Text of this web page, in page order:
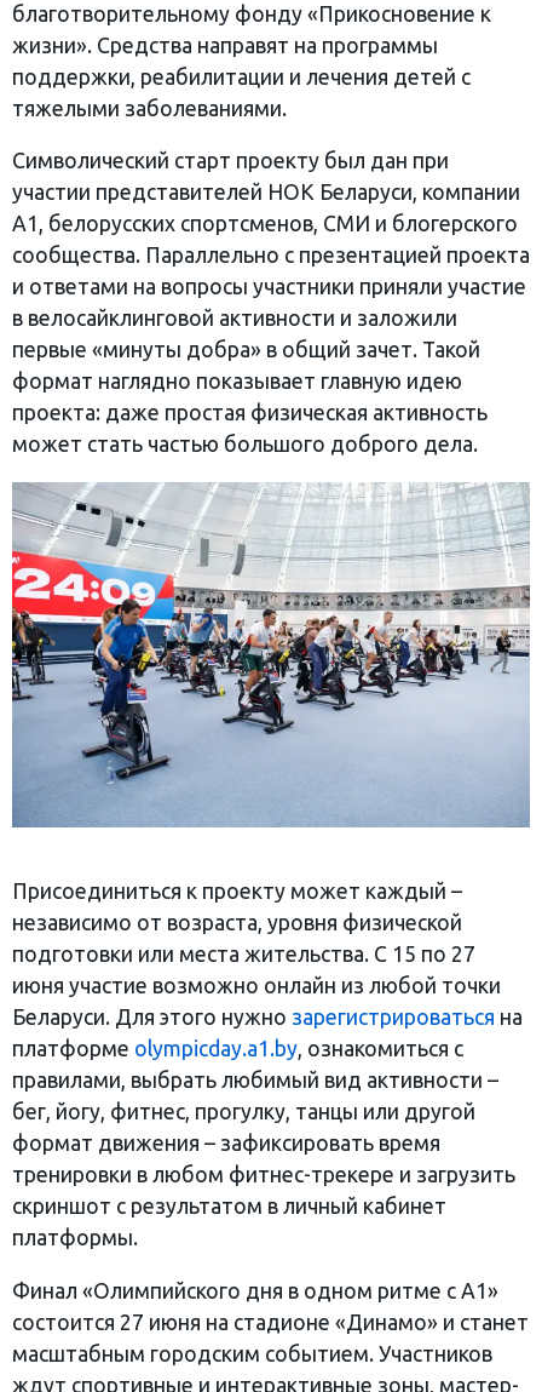
благотворительному фонду «Прикосновение к
жизни». Средства направят на программы
поддержки, реабилитации и лечения детей с
тяжелыми заболеваниями.
Символический старт проекту был дан при
участии представителей НОК Беларуси, компании
А1, белорусских спортсменов, СМИ и блогерского
сообщества. Параллельно с презентацией проекта
и ответами на вопросы участники приняли участие
в велосайклинговой активности и заложили
первые «минуты добра» в общий зачет. Такой
формат наглядно показывает главную идею
проекта: даже простая физическая активность
может стать частью большого доброго дела.
Присоединиться к проекту может каждый –
независимо от возраста, уровня физической
подготовки или места жительства. С 15 по 27
июня участие возможно онлайн из любой точки
Беларуси. Для этого нужно зарегистрироваться на
платформе olympicday.a1.by, ознакомиться с
правилами, выбрать любимый вид активности –
бег, йогу, фитнес, прогулку, танцы или другой
формат движения – зафиксировать время
тренировки в любом фитнес-трекере и загрузить
скриншот с результатом в личный кабинет
платформы.
Финал «Олимпийского дня в одном ритме с А1»
состоится 27 июня на стадионе «Динамо» и станет
масштабным городским событием. Участников
ждут спортивные и интерактивные зоны, мастер-